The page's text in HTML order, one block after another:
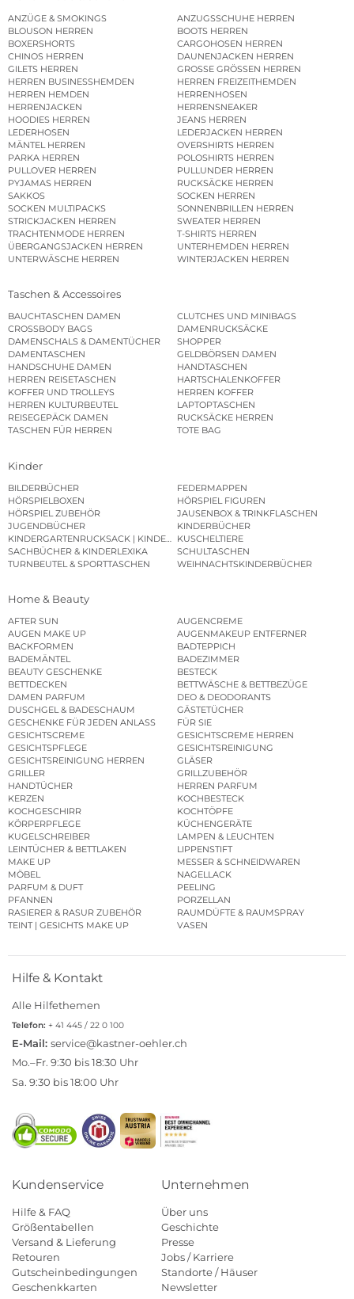
ANZÜGE & SMOKINGS
ANZUGSSCHUHE HERREN
BLOUSON HERREN
BOOTS HERREN
BOXERSHORTS
CARGOHOSEN HERREN
CHINOS HERREN
DAUNENJACKEN HERREN
GILETS HERREN
GROSSE GRÖSSEN HERREN
HERREN BUSINESSHEMDEN
HERREN FREIZEITHEMDEN
HERREN HEMDEN
HERRENHOSEN
HERRENJACKEN
HERRENSNEAKER
HOODIES HERREN
JEANS HERREN
LEDERHOSEN
LEDERJACKEN HERREN
MÄNTEL HERREN
OVERSHIRTS HERREN
PARKA HERREN
POLOSHIRTS HERREN
PULLOVER HERREN
PULLUNDER HERREN
PYJAMAS HERREN
RUCKSÄCKE HERREN
SAKKOS
SOCKEN HERREN
SOCKEN MULTIPACKS
SONNENBRILLEN HERREN
STRICKJACKEN HERREN
SWEATER HERREN
TRACHTENMODE HERREN
T-SHIRTS HERREN
ÜBERGANGSJACKEN HERREN
UNTERHEMDEN HERREN
UNTERWÄSCHE HERREN
WINTERJACKEN HERREN
Taschen & Accessoires
BAUCHTASCHEN DAMEN
CLUTCHES UND MINIBAGS
CROSSBODY BAGS
DAMENRUCKSÄCKE
DAMENSCHALS & DAMENTÜCHER
SHOPPER
DAMENTASCHEN
GELDBÖRSEN DAMEN
HANDSCHUHE DAMEN
HANDTASCHEN
HERREN REISETASCHEN
HARTSCHALENKOFFER
KOFFER UND TROLLEYS
HERREN KOFFER
HERREN KULTURBEUTEL
LAPTOPTASCHEN
REISEGEPÄCK DAMEN
RUCKSÄCKE HERREN
TASCHEN FÜR HERREN
TOTE BAG
Kinder
BILDERBÜCHER
FEDERMAPPEN
HÖRSPIELBOXEN
HÖRSPIEL FIGUREN
HÖRSPIEL ZUBEHÖR
JAUSENBOX & TRINKFLASCHEN
JUGENDBÜCHER
KINDERBÜCHER
KINDERGARTENRUCKSACK | KINDERGARTENBEUTEL
KUSCHELTIERE
SACHBÜCHER & KINDERLEXIKA
SCHULTASCHEN
TURNBEUTEL & SPORTTASCHEN
WEIHNACHTSKINDERBÜCHER
Home & Beauty
AFTER SUN
AUGENCREME
AUGEN MAKE UP
AUGENMAKEUP ENTFERNER
BACKFORMEN
BADTEPPICH
BADEMÄNTEL
BADEZIMMER
BEAUTY GESCHENKE
BESTECK
BETTDECKEN
BETTWÄSCHE & BETTBEZÜGE
DAMEN PARFUM
DEO & DEODORANTS
DUSCHGEL & BADESCHAUM
GÄSTETÜCHER
GESCHENKE FÜR JEDEN ANLASS
FÜR SIE
GESICHTSCREME
GESICHTSCREME HERREN
GESICHTSPFLEGE
GESICHTSREINIGUNG
GESICHTSREINIGUNG HERREN
GLÄSER
GRILLER
GRILLZUBEHÖR
HANDTÜCHER
HERREN PARFUM
KERZEN
KOCHBESTECK
KOCHGESCHIRR
KOCHTÖPFE
KÖRPERPFLEGE
KÜCHENGERÄTE
KUGELSCHREIBER
LAMPEN & LEUCHTEN
LEINTÜCHER & BETTLAKEN
LIPPENSTIFT
MAKE UP
MESSER & SCHNEIDWAREN
MÖBEL
NAGELLACK
PARFUM & DUFT
PEELING
PFANNEN
PORZELLAN
RASIERER & RASUR ZUBEHÖR
RAUMDÜFTE & RAUMSPRAY
TEINT | GESICHTS MAKE UP
VASEN
Hilfe & Kontakt
Alle Hilfethemen
Telefon: + 41 445 / 22 0 100
E-Mail: service@kastner-oehler.ch
Mo.–Fr. 9:30 bis 18:30 Uhr
Sa. 9:30 bis 18:00 Uhr
Kundenservice
Hilfe & FAQ
Größentabellen
Versand & Lieferung
Retouren
Gutscheinbedingungen
Geschenkkarten
Unternehmen
Über uns
Geschichte
Presse
Jobs / Karriere
Standorte / Häuser
Newsletter